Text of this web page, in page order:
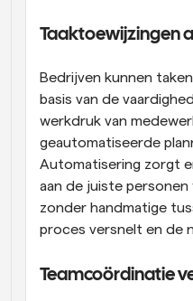
Taaktoewijzingen
Bedrijven kunnen
basis van de
werkdruk van
geautomatiseerde
Automatisering zorgt
aan de juiste
zonder handmatige
proces versnelt en de
Teamcoördinatie